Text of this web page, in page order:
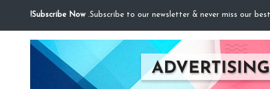
Subscribe Now!